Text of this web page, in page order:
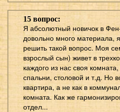
15 вопрос:
Я абсолютный новичок в
довольно много материала,
решить такой вопрос. Моя
взрослый сын) живет в
каждого из нас своя
спальни, столовой и т.д. Но
квартира, а не как в
комната. Как же
отдел...